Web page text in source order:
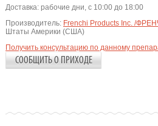
Доставка: рабочие дни, с 10:00 до 18:00
Производитель: Frenchi Products Inc. /
Штаты Америки (США)
Получить консультацию по данному
СООБЩИТЬ О ПРИХОДЕ